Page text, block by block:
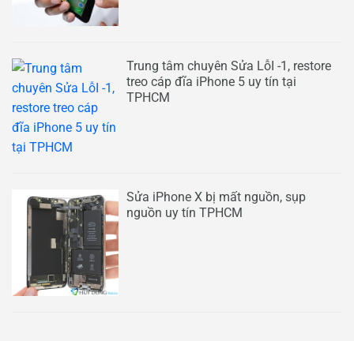
Trung tâm chuyên Sửa LỗI -1, restore
treo cáp đĩa iPhone 5 uy tín tại
TPHCM
Sửa iPhone X bị mất nguồn, sụp
nguồn uy tín TPHCM